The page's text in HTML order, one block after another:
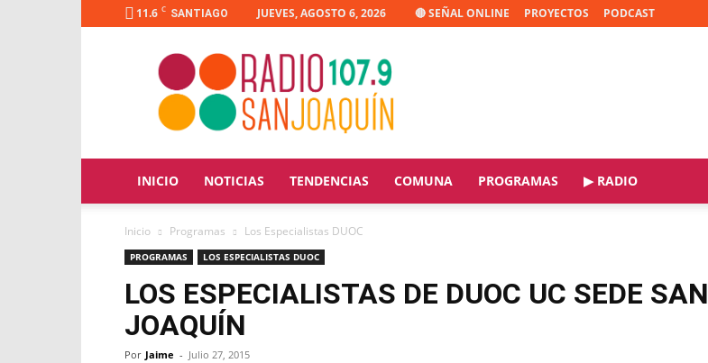
11.6 C SANTIAGO JUEVES, AGOSTO 6, 2026 🔴 SEÑAL ONLINE PROYECTOS PODCAST
Radio
Joaquín
INICIO NOTICIAS TENDENCIAS COMUNA PROGRAMAS ▶ RADIO
Inicio Programas Los Especialistas DUOC
PROGRAMAS LOS ESPECIALISTAS DUOC
LOS ESPECIALISTAS DE DUOC UC SEDE SAN
JOAQUÍN
Por Jaime - Julio 27, 2015